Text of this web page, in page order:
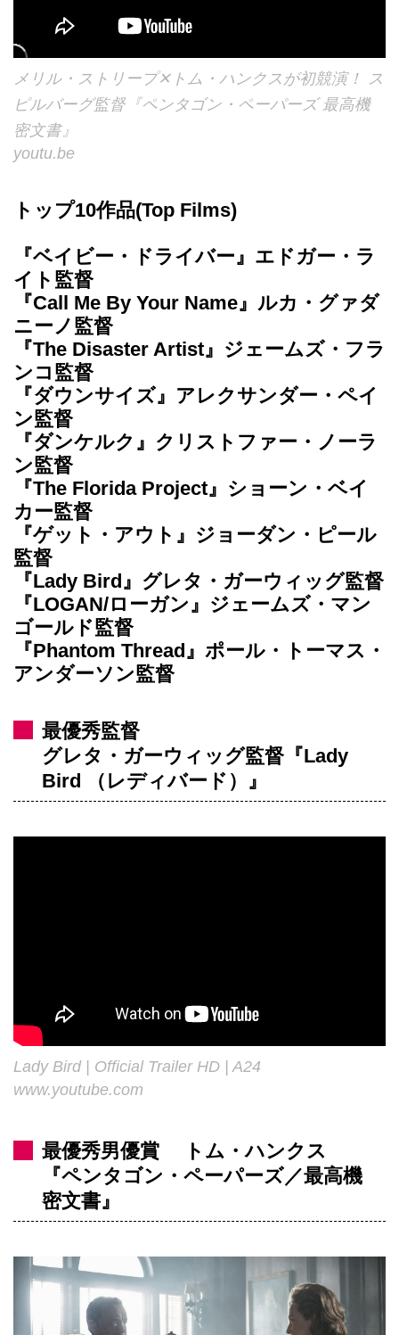
メリル・ストリープ✕トム・ハンクスが初競演！ ス
ピルバーグ監督『ペンタゴン・ペーパーズ 最高機
密文書』
youtu.be
トップ10作品(Top Films)
『ベイビー・ドライバー』エドガー・ラ
イト監督
『Call Me By Your Name』ルカ・グァダ
ニーノ監督
『The Disaster Artist』ジェームズ・フラ
ンコ監督
『ダウンサイズ』アレクサンダー・ペイ
ン監督
『ダンケルク』クリストファー・ノーラ
ン監督
『The Florida Project』ショーン・ベイ
カー監督
『ゲット・アウト』ジョーダン・ピール
監督
『Lady Bird』グレタ・ガーウィッグ監督
『LOGAN/ローガン』ジェームズ・マン
ゴールド監督
『Phantom Thread』ポール・トーマス・
アンダーソン監督
最優秀監督
グレタ・ガーウィッグ監督『Lady
Bird （レディバード）』
Lady Bird | Official Trailer HD | A24
www.youtube.com
最優秀男優賞 トム・ハンクス
『ペンタゴン・ペーパーズ／最高機
密文書』